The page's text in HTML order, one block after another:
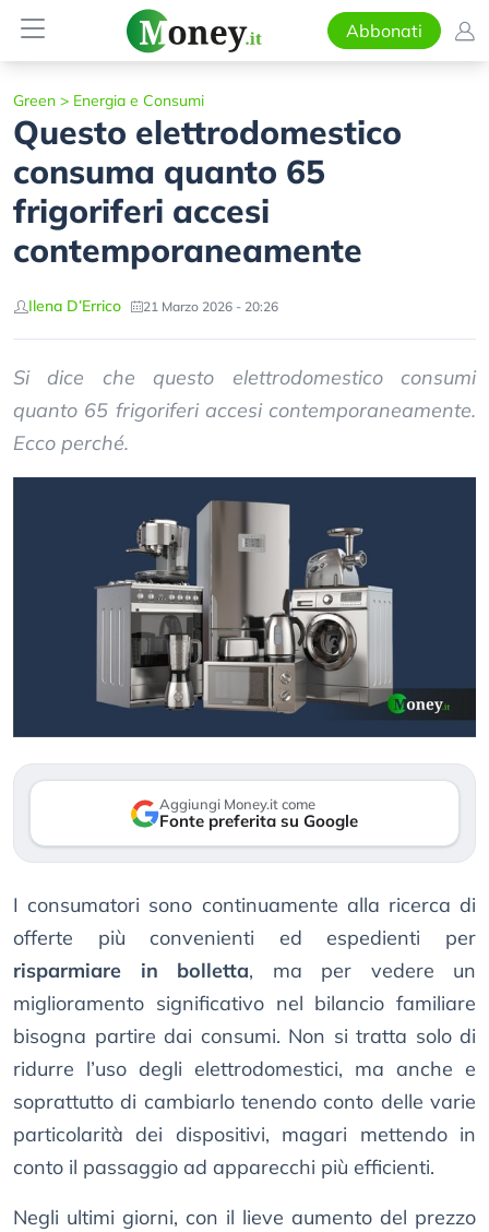
Abbonati
Green > Energia e Consumi
Questo elettrodomestico
consuma quanto 65
frigoriferi accesi
contemporaneamente
Ilena D’Errico 21 Marzo 2026 - 20:26
Si dice che questo elettrodomestico consumi
quanto 65 frigoriferi accesi contemporaneamente.
Ecco perché.
Aggiungi Money.it come
Fonte preferita su Google
I consumatori sono continuamente alla ricerca di
offerte più convenienti ed espedienti per
risparmiare in bolletta, ma per vedere un
miglioramento significativo nel bilancio familiare
bisogna partire dai consumi. Non si tratta solo di
ridurre l’uso degli elettrodomestici, ma anche e
soprattutto di cambiarlo tenendo conto delle varie
particolarità dei dispositivi, magari mettendo in
conto il passaggio ad apparecchi più efficienti.
Negli ultimi giorni, con il lieve aumento del prezzo